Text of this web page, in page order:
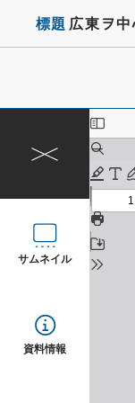
標題 広東ヲ
サムネイル
資料情報